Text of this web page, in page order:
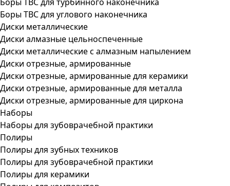
Боры ТВС для углового наконечника
Диски металлические
Диски алмазные цельноспеченные
Диски металлические с алмазным напылением
Диски отрезные, армированные
Диски отрезные, армированные для керамики
Диски отрезные, армированные для металла
Диски отрезные, армированные для циркона
Наборы
Наборы для зубоврачебной практики
Полиры
Полиры для зубных техников
Полиры для зубоврачебной практики
Полиры для керамики